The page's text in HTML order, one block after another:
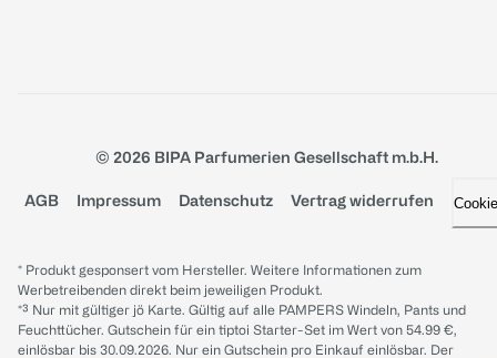
© 2026 BIPA Parfumerien Gesellschaft m.b.H.
AGB Impressum Datenschutz Vertrag widerrufen
* Produkt gesponsert vom Hersteller. Weitere Informationen zum
Werbetreibenden direkt beim jeweiligen Produkt.
*³ Nur mit gültiger jö Karte. Gültig auf alle PAMPERS Windeln, Pants und
Feuchttücher. Gutschein für ein tiptoi Starter-Set im Wert von 54.99 €,
einlösbar bis 30.09.2026. Nur ein Gutschein pro Einkauf einlösbar. Der